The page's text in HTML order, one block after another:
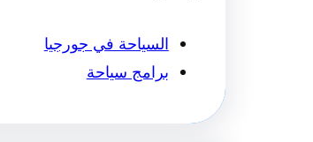
السياحة في جورجيا
برامج سياحة